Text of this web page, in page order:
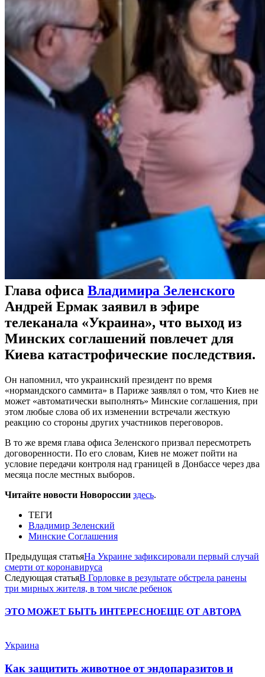
Глава офиса Владимира Зеленского
Андрей Ермак заявил в эфире
телеканала «Украина», что выход из
Минских соглашений повлечет для
Киева катастрофические последствия.
Он напомнил, что украинский президент по время
«нормандского саммита» в Париже заявлял о том, что Киев не
может «автоматически выполнять» Минские соглашения, при
этом любые слова об их изменении встречали жесткую
реакцию со стороны других участников переговоров.
В то же время глава офиса Зеленского призвал пересмотреть
договоренности. По его словам, Киев не может пойти на
условие передачи контроля над границей в Донбассе через два
месяца после местных выборов.
Читайте новости Новороссии здесь.
ТЕГИ
Владимир Зеленский
Минские Соглашения
Предыдущая статьяНа Украине зафиксировали первый случай
смерти от коронавируса
Следующая статьяВ Горловке в результате обстрела ранены
три мирных жителя, в том числе ребенок
ЭТО МОЖЕТ БЫТЬ ИНТЕРЕСНОЕЩЕ ОТ АВТОРА
Украина
Как защитить животное от эндопаразитов и